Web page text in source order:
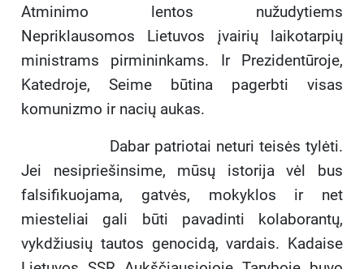
Atminimo lentos nužudytiems
Nepriklausomos Lietuvos įvairių laikotarpių
ministrams pirmininkams. Ir Prezidentūroje,
Katedroje, Seime būtina pagerbti visas
komunizmo ir nacių aukas.
Dabar patriotai neturi teisės tylėti.
Jei nesipriešinsime, mūsų istorija vėl bus
falsifikuojama, gatvės, mokyklos ir net
miesteliai gali būti pavadinti kolaborantų,
vykdžiusių tautos genocidą, vardais. Kadaise